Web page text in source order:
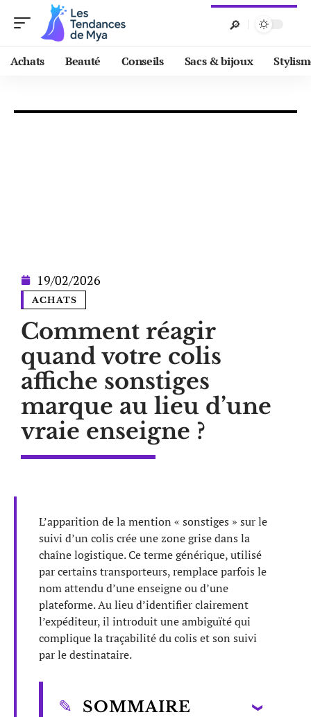
Achats Beauté Conseils Sacs & bijoux
19/02/2026
ACHATS
Comment réagir
quand votre colis
affiche sonstiges
marque au lieu d’une
vraie enseigne ?
L’apparition de la mention « sonstiges » sur le
suivi d’un colis crée une zone grise dans la
chaîne logistique. Ce terme générique, utilisé
par certains transporteurs, remplace parfois le
nom attendu d’une enseigne ou d’une
plateforme. Au lieu d’identifier clairement
l’expéditeur, il introduit une ambiguïté qui
complique la traçabilité du colis et son suivi
par le destinataire.
SOMMAIRE